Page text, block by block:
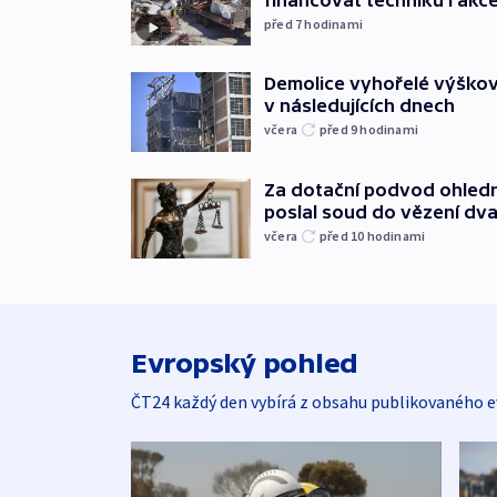
před 7hodinami
Demolice vyhořelé
v následujících dnech
včera před 9hodinami
Za dotační podvod
poslal soud do vězení
včera před 10 hodinami
Evropský pohled
ČT24 každý den vybírá z obsahu